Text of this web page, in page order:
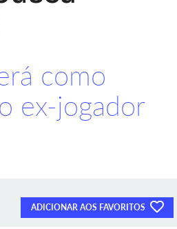
como
ex-jogador
ADICIONAR AOS FAVORITOS